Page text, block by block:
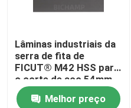
Lâminas industriais da
serra de fita de
FICUT® M42 HSS para
o corte de aço 54mm
Melhor preço